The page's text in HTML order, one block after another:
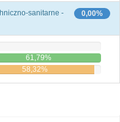
0,00%
sanitarne -
61,79%
58,32%